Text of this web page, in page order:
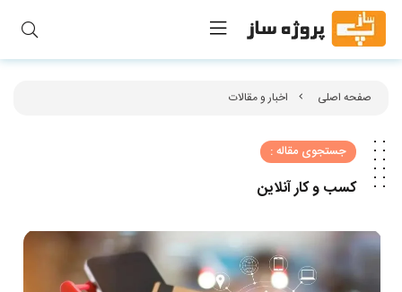
صفحه اصلی اخبار و مقالات
جستجوی مقاله :
کسب و کار آنلاین